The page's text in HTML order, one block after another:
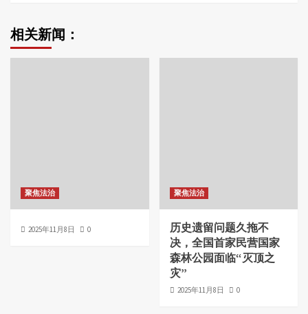
相关新闻：
聚焦法治
2025年11月8日 0
聚焦法治
历史遗留问题久拖不
决，全国首家民营国家
森林公园面临“灭顶之
灾”
2025年11月8日 0